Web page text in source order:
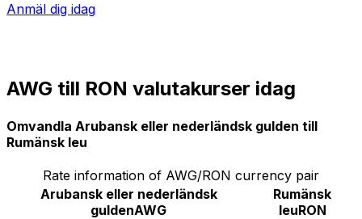
Anmäl dig idag
AWG till RON valutakurser idag
Omvandla Arubansk eller nederländsk gulden till
Rumänsk leu
Rate information of AWG/RON currency pair
Arubansk eller nederländsk
guldenAWG
Rumänsk
leuRON